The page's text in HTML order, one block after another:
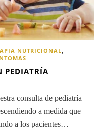
NUTRICIONAL
PEDIATRÍA
consulta de pediatría
a medida que
a los pacientes…